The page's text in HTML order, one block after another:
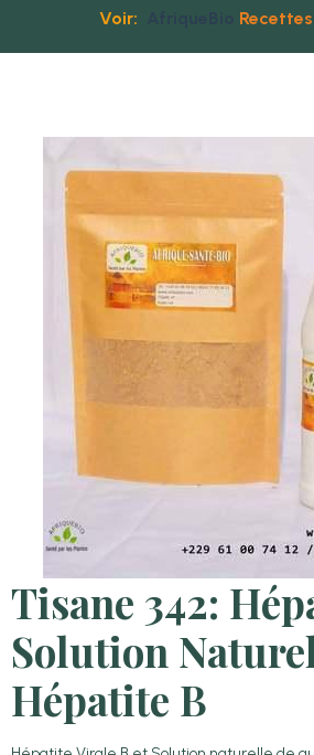
Voir: Recettes
Tisane 342:
Solution
Hépatite B